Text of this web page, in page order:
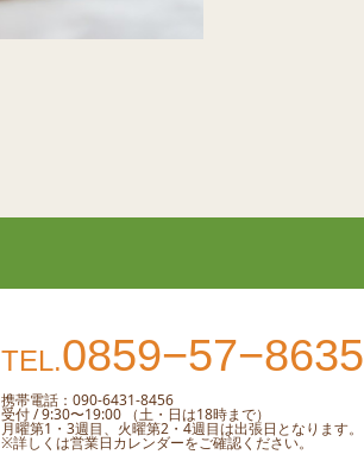
TEL.0859−57−8635
携帯電話：090-6431-8456
受付 / 9:30〜19:00 （土・日は18時まで）
月曜第1・3週目、火曜第2・4週目は出張日となります。
※詳しくは営業日カレンダーをご確認ください。